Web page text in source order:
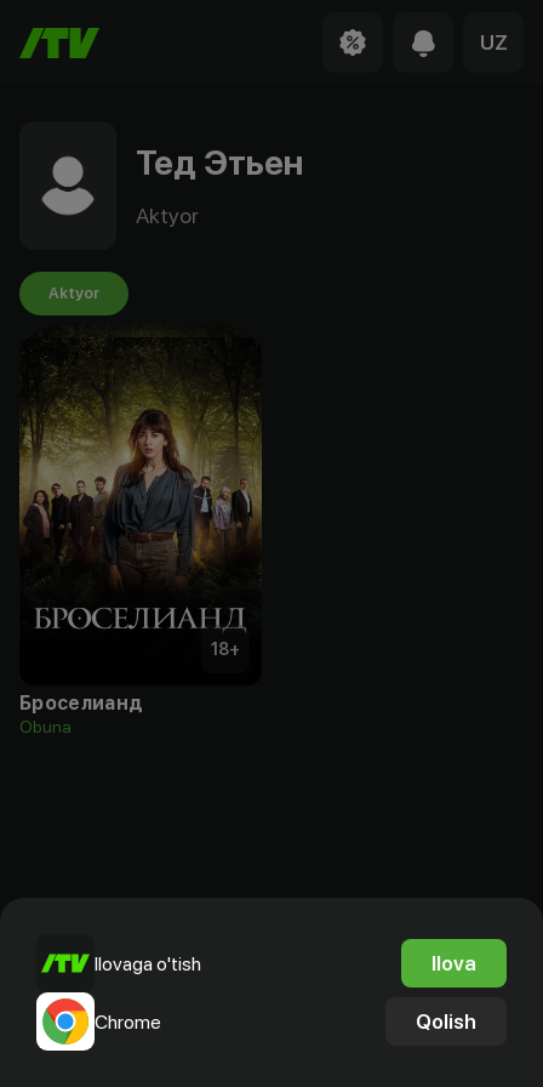
UZ
Тед Этьен
Aktyor
Aktyor
18+
Броселианд
Obuna
Ilovaga o'tish Ilova
Chrome Qolish